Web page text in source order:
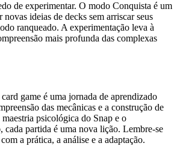
de experimentar. O modo Conquista é um
ideias de decks sem arriscar seus
ranqueado. A experimentação leva à
mais profunda das complexas
game é uma jornada de aprendizado
das mecânicas e a construção de
psicológica do Snap e o
cada partida é uma nova lição. Lembre-se
a prática, a análise e a adaptação.